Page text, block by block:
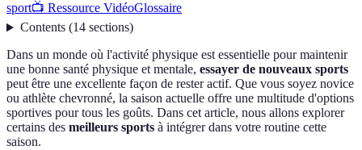
sport📺 Ressource VidéoGlossaire
Contents(14 sections)
Dans un monde où l'activité physique est essentielle pour maintenir
une bonne santé physique et mentale, essayer de nouveaux sports
peut être une excellente façon de rester actif. Que vous soyez novice
ou athlète chevronné, la saison actuelle offre une multitude d'options
sportives pour tous les goûts. Dans cet article, nous allons explorer
certains des meilleurs sports à intégrer dans votre routine cette
saison.